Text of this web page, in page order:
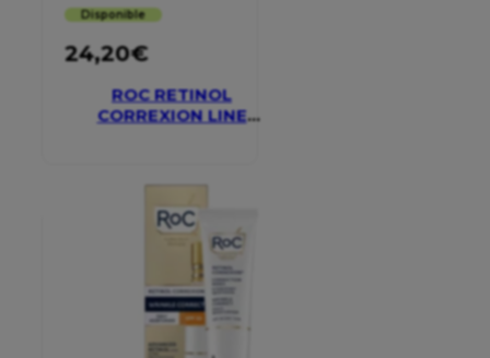
Disponible
24,20€
ROC RETINOL
CORREXION LINE